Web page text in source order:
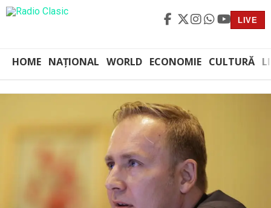
LIVE
HOME NAȚIONAL WORLD ECONOMIE CULTURĂ